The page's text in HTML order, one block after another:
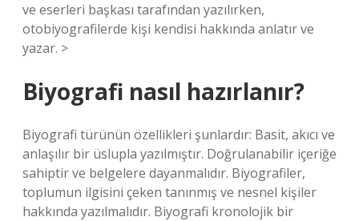
ve eserleri başkası tarafından yazılırken,
otobiyografilerde kişi kendisi hakkında anlatır ve
yazar. >
Biyografi nasıl hazırlanır?
Biyografi türünün özellikleri şunlardır: Basit, akıcı ve
anlaşılır bir üslupla yazılmıştır. Doğrulanabilir içeriğe
sahiptir ve belgelere dayanmalıdır. Biyografiler,
toplumun ilgisini çeken tanınmış ve nesnel kişiler
hakkında yazılmalıdır. Biyografi kronolojik bir